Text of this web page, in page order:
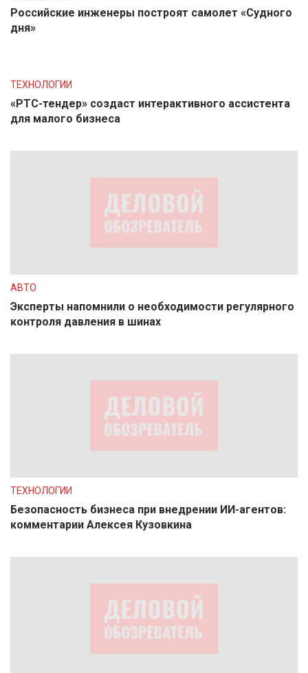
Российские инженеры построят самолет «Судного
дня»
ТЕХНОЛОГИИ
«РТС-тендер» создаст интерактивного ассистента
для малого бизнеса
АВТО
Эксперты напомнили о необходимости регулярного
контроля давления в шинах
ТЕХНОЛОГИИ
Безопасность бизнеса при внедрении ИИ-агентов:
комментарии Алексея Кузовкина